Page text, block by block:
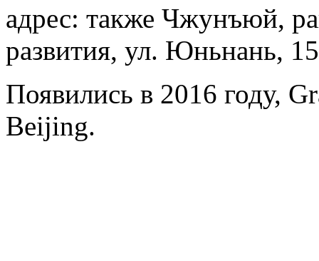
адрес: также Чжунъюй,
развития, ул. Юньнань, 15
Появились в 2016 году,
Beijing.